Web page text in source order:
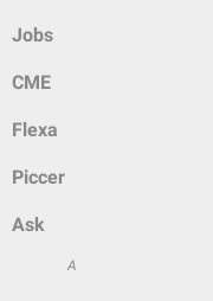
Jobs
CME
Flexa
Piccer
Ask
A